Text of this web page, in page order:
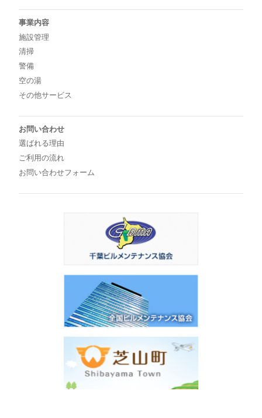
事業内容
施設管理
清掃
警備
空の湯
その他サービス
お問い合わせ
選ばれる理由
ご利用の流れ
お問い合わせフォーム